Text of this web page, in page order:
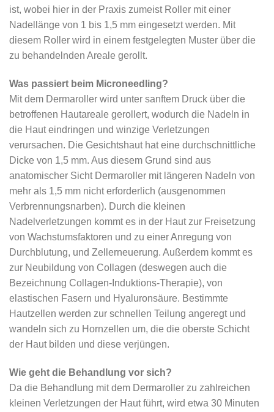
ist, wobei hier in der Praxis zumeist Roller mit einer
Nadellänge von 1 bis 1,5 mm eingesetzt werden. Mit
diesem Roller wird in einem festgelegten Muster über die
zu behandelnden Areale gerollt.
Was passiert beim Microneedling?
Mit dem Dermaroller wird unter sanftem Druck über die
betroffenen Hautareale gerollert, wodurch die Nadeln in
die Haut eindringen und winzige Verletzungen
verursachen. Die Gesichtshaut hat eine durchschnittliche
Dicke von 1,5 mm. Aus diesem Grund sind aus
anatomischer Sicht Dermaroller mit längeren Nadeln von
mehr als 1,5 mm nicht erforderlich (ausgenommen
Verbrennungsnarben). Durch die kleinen
Nadelverletzungen kommt es in der Haut zur Freisetzung
von Wachstumsfaktoren und zu einer Anregung von
Durchblutung, und Zellerneuerung. Außerdem kommt es
zur Neubildung von Collagen (deswegen auch die
Bezeichnung Collagen-Induktions-Therapie), von
elastischen Fasern und Hyaluronsäure. Bestimmte
Hautzellen werden zur schnellen Teilung angeregt und
wandeln sich zu Hornzellen um, die die oberste Schicht
der Haut bilden und diese verjüngen.
Wie geht die Behandlung vor sich?
Da die Behandlung mit dem Dermaroller zu zahlreichen
kleinen Verletzungen der Haut führt, wird etwa 30 Minuten